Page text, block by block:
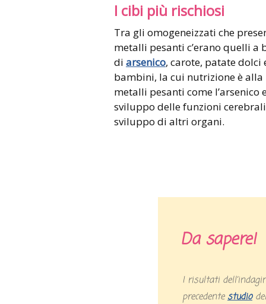
I cibi più rischiosi
Tra gli omogeneizzati che
metalli pesanti c’erano quelli a
di arsenico, carote, patate
bambini, la cui nutrizione è alla
metalli pesanti come
sviluppo delle funzioni
sviluppo di altri organi.
Da sapere!
I risultati dell’indagine attuale confermano quelli di un
precedentestudio